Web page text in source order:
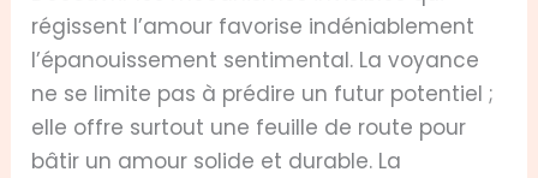
régissent l’amour favorise indéniablement
l’épanouissement sentimental. La voyance
ne se limite pas à prédire un futur potentiel ;
elle offre surtout une feuille de route pour
bâtir un amour solide et durable. La